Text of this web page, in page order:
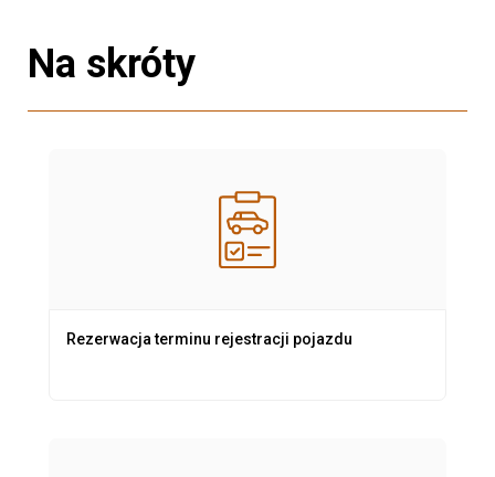
Na skróty
Rezerwacja terminu rejestracji pojazdu